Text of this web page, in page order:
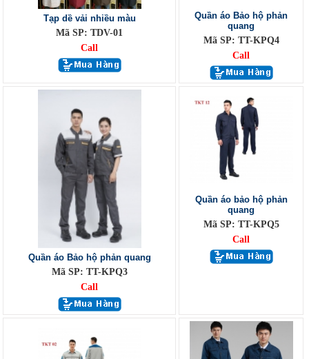
Tạp dề vải nhiều màu
Mã SP: TDV-01
Call
Quần áo Bảo hộ phản
quang
Mã SP: TT-KPQ4
Call
Quần áo Bảo hộ phản quang
Mã SP: TT-KPQ3
Call
Quần áo bảo hộ phản
quang
Mã SP: TT-KPQ5
Call